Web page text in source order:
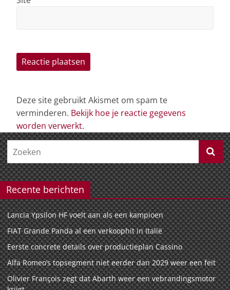
Deze site gebruikt Akismet om spam te
verminderen. Bekijk hoe je reactie gegevens
worden verwerkt.
Recente berichten
Lancia Ypsilon HF voelt aan als een kampioen
FIAT Grande Panda al een verkoophit in Italië
Eerste concrete details over productieplan Cassino
Alfa Romeo’s topsegment niet eerder dan 2029 weer een feit
Olivier François zegt dat Abarth weer een vebrandingsmotor